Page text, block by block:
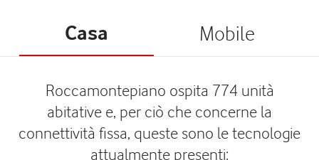
Casa Mobile
Roccamontepiano ospita 774 unità
abitative e, per ciò che concerne la
connettività fissa, queste sono le tecnologie
attualmente presenti: